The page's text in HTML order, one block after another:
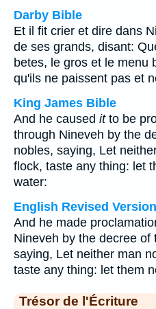
Darby Bible
Et il fit crier et dire dans
de ses grands, disant:
betes, le gros et le menu
qu'ils ne paissent pas et
King James Bible
And he caused itto be
through Nineveh by the
nobles, saying, Let
flock, taste any thing: let
water:
English Revised Version
And he made
Nineveh by the decree of
saying, Let neither man
taste any thing: let them
Trésor de l'Écriture